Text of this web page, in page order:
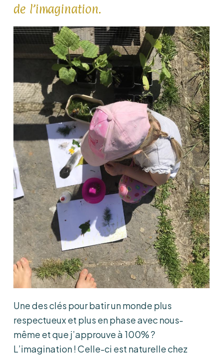
de l’imagination.
Une des clés pour batir un monde plus
respectueux et plus en phase avec nous-
même et que j’approuve à 100% ?
L’imagination ! Celle-ci est naturelle chez